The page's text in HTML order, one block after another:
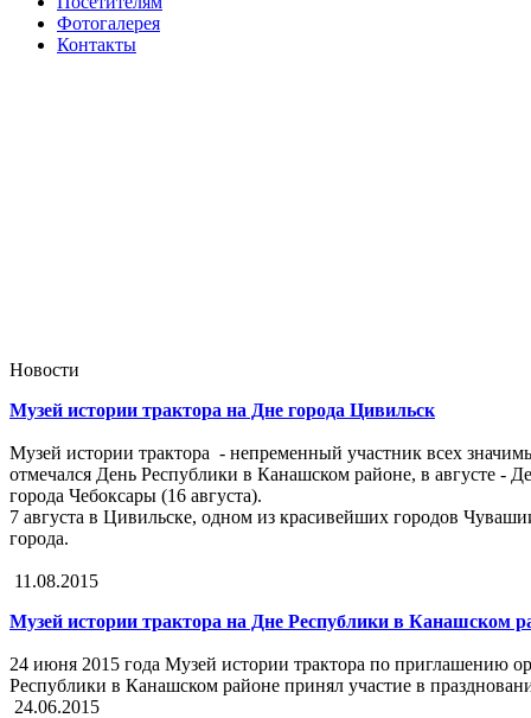
Фотогалерея
Контакты
Новости
Музей истории трактора на Дне города Цивильск
Музей истории трактора - непременный участник всех
отмечался День Республики в Канашском районе, в августе -
города Чебоксары (16 августа).
7 августа в Цивильске, одном из красивейших городов
города.
11.08.2015
Музей истории трактора на Дне Республики в Канашском
24 июня 2015 года Музей истории трактора по приглашению
Республики в Канашском районе принял участие в
24.06.2015